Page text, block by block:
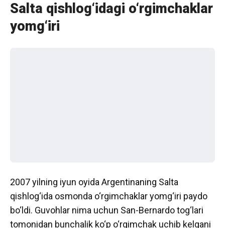
Salta qishlog‘idagi o‘rgimchaklar
yomg‘iri
2007 yilning iyun oyida Argentinaning Salta
qishlog‘ida osmonda o‘rgimchaklar yomg‘iri paydo
bo‘ldi. Guvohlar nima uchun San-Bernardo tog‘lari
tomonidan bunchalik ko‘p o‘rgimchak uchib kelgani